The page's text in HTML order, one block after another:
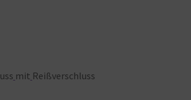
mit Reißverschluss